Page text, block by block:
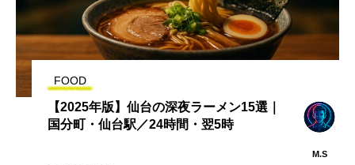
FOOD
【2025年版】仙台の深夜ラーメン15選｜
国分町・仙台駅／24時間・翌5時
M.S